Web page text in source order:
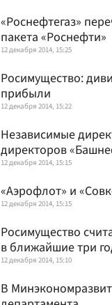
«Роснефтегаз»
пакета «Роснефти»
12 декабря 2014, 15:25
Росимущество:
прибыли
12 декабря 2014, 15:22
Независимые
директоров
12 декабря 2014, 15:15
«Аэрофлот» и
12 декабря 2014, 15:15
Росимущество
в ближайшие три
12 декабря 2014, 15:10
В